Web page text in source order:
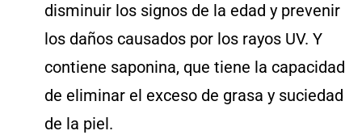
disminuir los signos de la edad y prevenir
los daños causados ​​por los rayos UV. Y
contiene saponina, que tiene la capacidad
de eliminar el exceso de grasa y suciedad
de la piel.